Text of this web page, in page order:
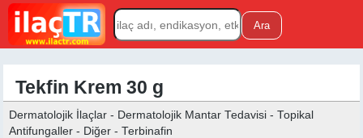
Tekfin Krem 30 g
Dermatolojik İlaçlar - Dermatolojik Mantar Tedavisi - Topikal
Antifungaller - Diğer - Terbinafin